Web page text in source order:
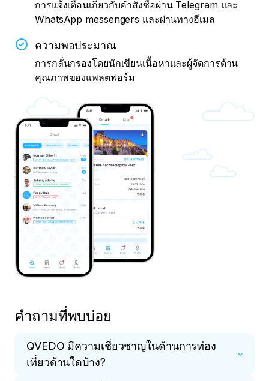
การแจ้งเตือนเกี่ยวกับคำสั่งซื้อผ่าน Telegram และ
WhatsApp messengers และผ่านทางอีเมล
ความพอประมาณ
การกลั่นกรองโดยนักเขียนเนื้อหาและผู้จัดการด้าน
คุณภาพของแพลตฟอร์ม
คำถามที่พบบ่อย
QVEDO มีความเชี่ยวชาญในด้านการท่อง
เที่ยวด้านใดบ้าง?